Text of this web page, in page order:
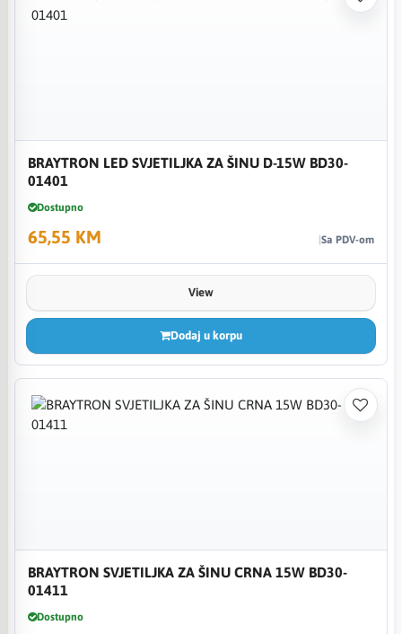
BRAYTRON LED SVJETILJKA ZA ŠINU D-15W BD30-
01401
Dostupno
65,55 KM Sa PDV-om
View
Dodaj u korpu
BRAYTRON SVJETILJKA ZA ŠINU CRNA 15W BD30-
01411
Dostupno